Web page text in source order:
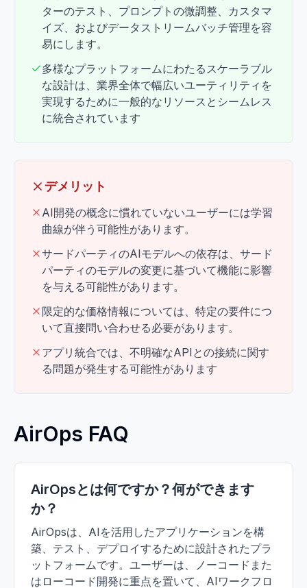
ターのテスト、プロンプトの微調整、カスタマ
イズ、およびデータストリームバッチ管理を容
易にします。
多様なプラットフォームにわたるスケーラブル
な設計は、業界全体で幅広いユーティリティを
実現するために一般的なリソースとシームレス
に統合されています
デメリット
AI開発の概念に慣れていないユーザーには学習
曲線が伴う可能性があります。
サードパーティのAIモデルへの依存は、サード
パーティのモデルの変更に基づいて機能に影響
を与える可能性があります。
限定的な価格情報については、特定の要件につ
いて直接問い合わせる必要があります。
アプリ統合では、不明確なAPIとの接続に関す
る問題が発生する可能性があります
AirOps FAQ
AirOpsとは何ですか？何ができます
か？
AirOpsは、AIを活用したアプリケーションを構
築、テスト、デプロイするために設計されたプラ
ットフォームです。ユーザーは、ノーコードまた
はローコード開発に重点を置いて、AIワークフロ